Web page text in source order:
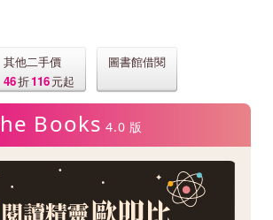
其他二手價
46折116元起
圖書館借閱
Books 4.0 版